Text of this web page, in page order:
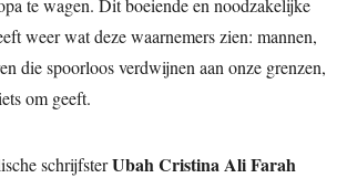
te wagen. Dit boeiende en noodzakelijke
weer wat deze waarnemers zien: mannen,
die spoorloos verdwijnen aan onze grenzen,
om geeft.
schrijfsterUbah Cristina Ali Farah